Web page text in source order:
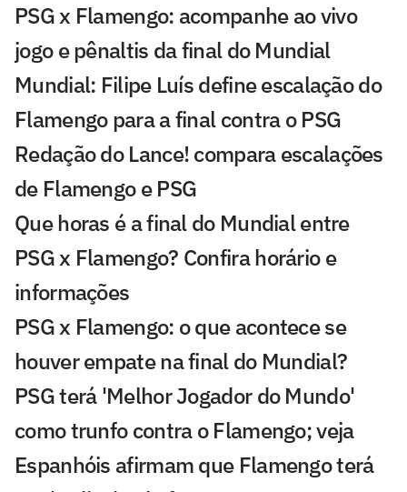
PSG x Flamengo: acompanhe ao vivo
jogo e pênaltis da final do Mundial
Mundial: Filipe Luís define escalação do
Flamengo para a final contra o PSG
Redação do Lance! compara escalações
de Flamengo e PSG
Que horas é a final do Mundial entre
PSG x Flamengo? Confira horário e
informações
PSG x Flamengo: o que acontece se
houver empate na final do Mundial?
PSG terá 'Melhor Jogador do Mundo'
como trunfo contra o Flamengo; veja
Espanhóis afirmam que Flamengo terá